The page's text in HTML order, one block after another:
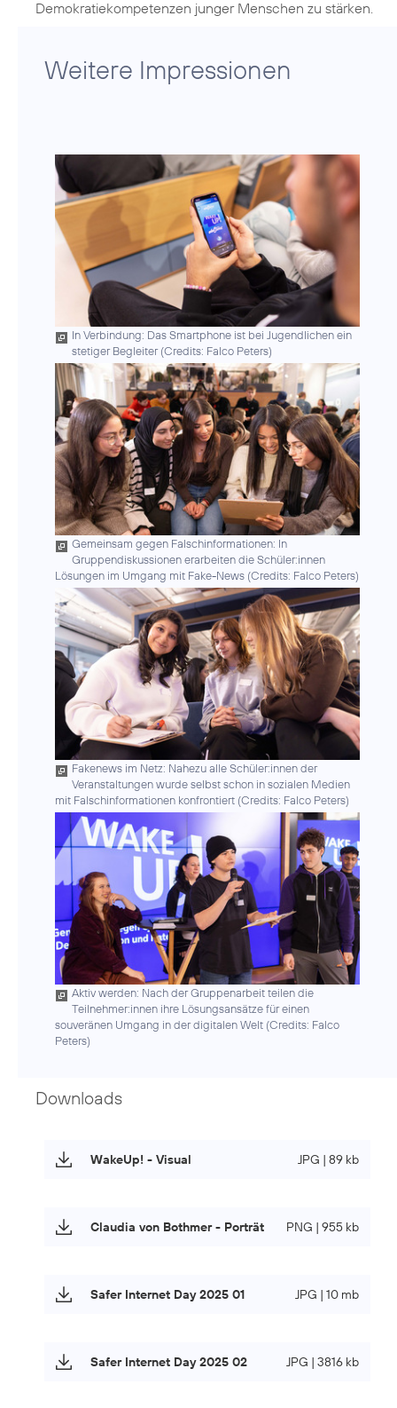
Demokratiekompetenzen junger Menschen zu stärken.
Weitere Impressionen
In Verbindung: Das Smartphone ist bei Jugendlichen ein
stetiger Begleiter (Credits: Falco Peters)
Gemeinsam gegen Falschinformationen: In
Gruppendiskussionen erarbeiten die Schüler:innen
Lösungen im Umgang mit Fake-News (Credits: Falco Peters)
Fakenews im Netz: Nahezu alle Schüler:innen der
Veranstaltungen wurde selbst schon in sozialen Medien
mit Falschinformationen konfrontiert (Credits: Falco Peters)
Aktiv werden: Nach der Gruppenarbeit teilen die
Teilnehmer:innen ihre Lösungsansätze für einen
souveränen Umgang in der digitalen Welt (Credits: Falco
Peters)
Downloads
WakeUp! - Visual JPG | 89 kb
Claudia von Bothmer - Porträt PNG | 955 kb
Safer Internet Day 2025 01 JPG | 10 mb
Safer Internet Day 2025 02 JPG | 3816 kb